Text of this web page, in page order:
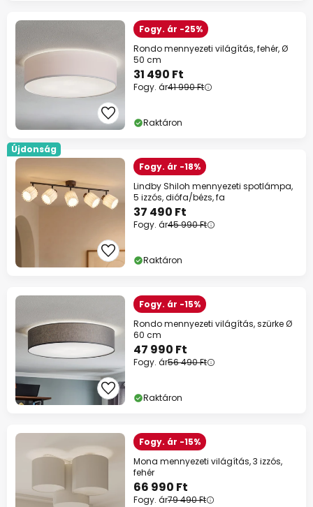
Fogy. ár -25%
Rondo mennyezeti világítás, fehér, Ø
50 cm
31 490 Ft
Fogy. ár41 990 Ft
Raktáron
Újdonság
Fogy. ár -18%
Lindby Shiloh mennyezeti spotlámpa,
5 izzós, diófa/bézs, fa
37 490 Ft
Fogy. ár45 990 Ft
Raktáron
Fogy. ár -15%
Rondo mennyezeti világítás, szürke Ø
60 cm
47 990 Ft
Fogy. ár56 490 Ft
Raktáron
Fogy. ár -15%
Mona mennyezeti világítás, 3 izzós,
fehér
66 990 Ft
Fogy. ár79 490 Ft